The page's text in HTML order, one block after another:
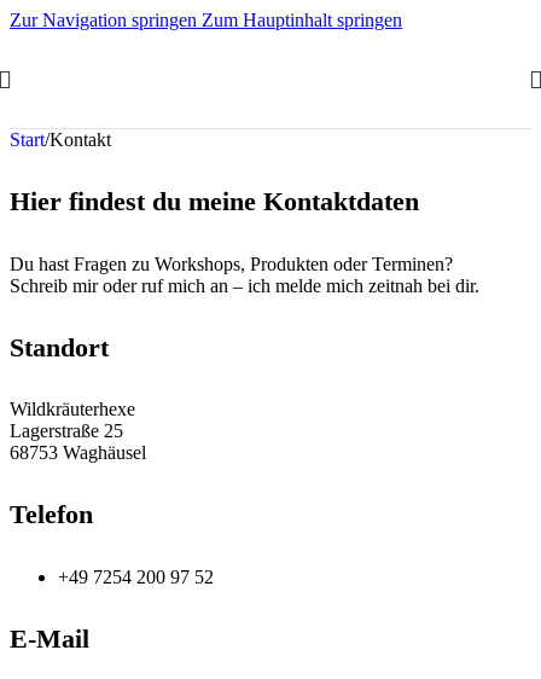
Zur Navigation springen Zum Hauptinhalt springen
Start/Kontakt
Hier findest du meine Kontaktdaten
Du hast Fragen zu Workshops, Produkten oder Terminen?
Schreib mir oder ruf mich an – ich melde mich zeitnah bei dir.
Standort
Wildkräuterhexe
Lagerstraße 25
68753 Waghäusel
Telefon
+49 7254 200 97 52
E-Mail